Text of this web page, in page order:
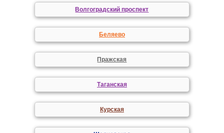
Волгоградский проспект
Беляево
Пражская
Таганская
Курская